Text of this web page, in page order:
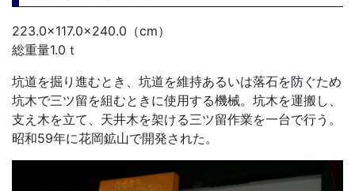
223.0×117.0×240.0（cm）
総重量1.0ｔ
坑道を掘り進むとき、坑道を維持あるいは落石を防ぐため
坑木で三ツ留を組むときに使用する機械。坑木を運搬し、
支え木を立て、天井木を架ける三ツ留作業を一台で行う。
昭和59年に花岡鉱山で開発された。